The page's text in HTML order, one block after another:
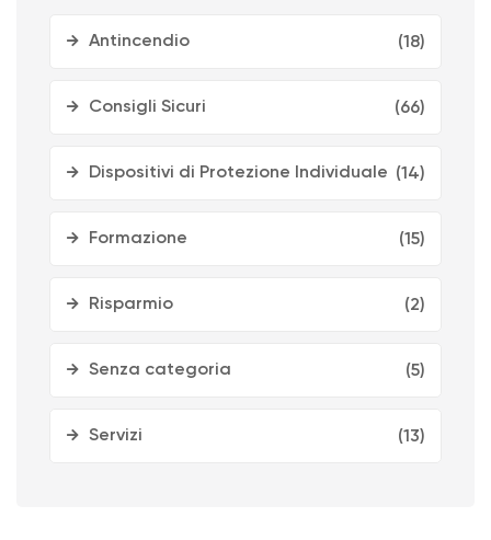
Antincendio (18)
Consigli Sicuri (66)
Dispositivi di Protezione Individuale (14)
Formazione (15)
Risparmio (2)
Senza categoria (5)
Servizi (13)